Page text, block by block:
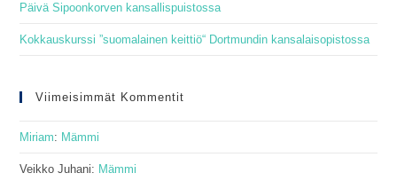
Päivä Sipoonkorven kansallispuistossa
Kokkauskurssi ”suomalainen keittiö“ Dortmundin kansalaisopistossa
Viimeisimmät Kommentit
Miriam: Mämmi
Veikko Juhani: Mämmi